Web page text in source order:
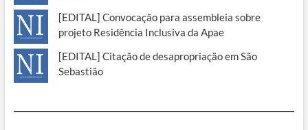
[EDITAL] Convocação para assembleia sobre
projeto Residência Inclusiva da Apae
[EDITAL] Citação de desapropriação em São
Sebastião